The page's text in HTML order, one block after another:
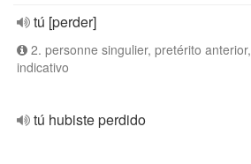
tú [perder]
2. personne singulier, pretérito anterior,
indicativo
tú hubiste perdido